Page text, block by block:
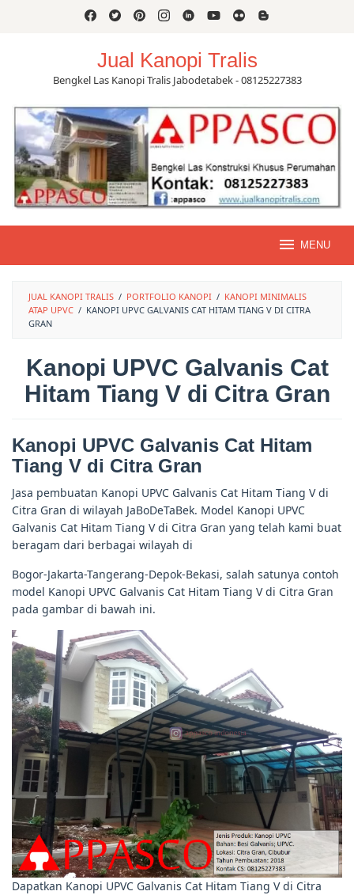
Jual Kanopi Tralis
Bengkel Las Kanopi Tralis Jabodetabek - 08125227383
MENU
JUAL KANOPI TRALIS / PORTFOLIO KANOPI / KANOPI MINIMALIS
ATAP UPVC / KANOPI UPVC GALVANIS CAT HITAM TIANG V DI CITRA
GRAN
Kanopi UPVC Galvanis Cat
Hitam Tiang V di Citra Gran
Kanopi UPVC Galvanis Cat Hitam
Tiang V di Citra Gran
Jasa pembuatan Kanopi UPVC Galvanis Cat Hitam Tiang V di
Citra Gran di wilayah JaBoDeTaBek. Model Kanopi UPVC
Galvanis Cat Hitam Tiang V di Citra Gran yang telah kami buat
beragam dari berbagai wilayah di
Bogor-Jakarta-Tangerang-Depok-Bekasi, salah satunya contoh
model Kanopi UPVC Galvanis Cat Hitam Tiang V di Citra Gran
pada gambar di bawah ini.
Dapatkan Kanopi UPVC Galvanis Cat Hitam Tiang V di Citra